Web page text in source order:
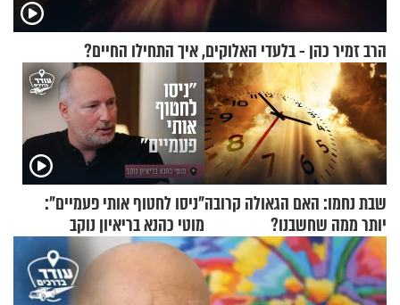
הרב זמיר כהן - בלעדי האלוקים, איך התחילו החיים?
שבת נחמו: האם הגאולה קרובה
יותר ממה שחשבנו?
"ניסו לחטוף אותי פעמיים":
מוטי כהנא בריאיון נוקב